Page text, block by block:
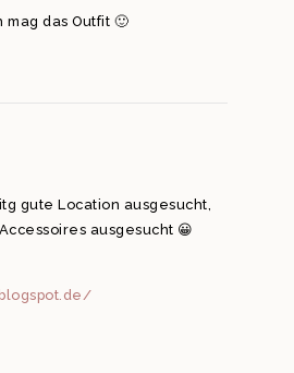
mag das Outfit 🙂
gute Location ausgesucht,
ausgesucht 😀